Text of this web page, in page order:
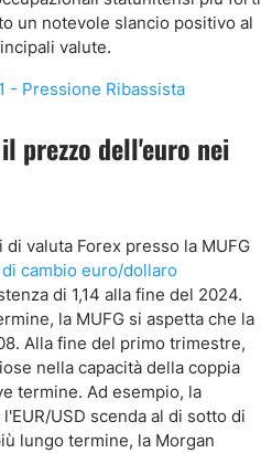
un notevole slancio positivo al
valute.
prezzo dell'euro nei
valuta Forex presso la MUFG
cambio euro/dollaro
di 1,14 alla fine del 2024.
la MUFG si aspetta che la
Alla fine del primo trimestre,
nella capacità della coppia
termine. Ad esempio, la
USD scenda al di sotto di
lungo termine, la Morgan